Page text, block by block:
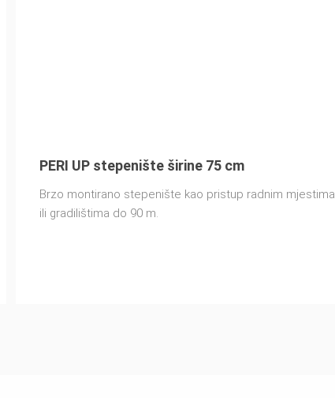
PERI UP stepenište širine 75 cm
Brzo montirano stepenište kao pristup radnim mjestima
ili gradilištima do 90 m.